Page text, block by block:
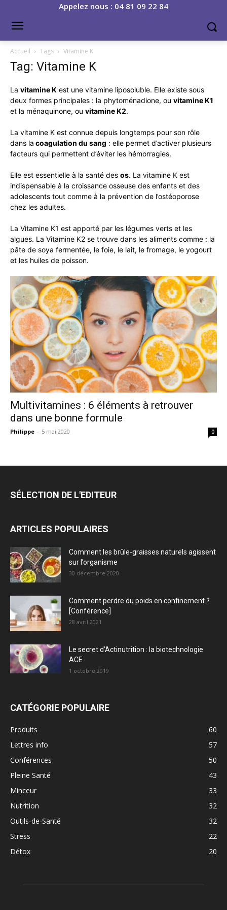
Appelez nous : 04 81 09 22 84
Accueil Tags Vitamine K
Tag: Vitamine K
La vitamine K est une vitamine liposoluble. Elle existe sous
deux formes principales : la phytoménadione, ou vitamine K1
et la ménaquinone, ou vitamine K2.
La vitamine K est connue depuis longtemps pour son rôle
dans la coagulation du sang : elle permet d’activer plusieurs
facteurs qui permettent d’éviter les hémorragies.
Elle est essentielle à la santé des os. La vitamine K est
indispensable à la croissance osseuse des enfants et des
adolescents tout comme à la prévention de l’ostéoporose
chez les adultes.
La Vitamine K1 est apporté par les légumes verts et les
algues. La Vitamine K2 se trouve dans les aliments comme : la
pâte de soya fermentée, le foie, le lait, le fromage, le yogourt
et les huiles de poisson.
Multivitamines : 6 éléments à retrouver
dans une bonne formule
Philippe - 5 mai 2020 0
SÉLECTION DE L'EDITEUR
ARTICLES POPULAIRES
Comment les brûle-graisses naturels agissent
sur l’organisme
30 décembre 2020
Comment perdre du poids en confinement ?
[Conférence]
28 avril 2021
Le secret d’Actinutrition : la biotechnologie
ACE
1 octobre 2019
CATÉGORIE POPULAIRE
Produits
60
Lettres info
57
Conférences
50
Pleine Santé
43
Minceur
33
Nutrition
32
Outils-de-Santé
32
Stress
22
Détox
20